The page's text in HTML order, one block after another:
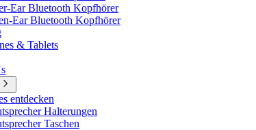
Ear Bluetooth Kopfhörer
Ear Bluetooth Kopfhörer
& Tablets
entdecken
Halterungen
Taschen